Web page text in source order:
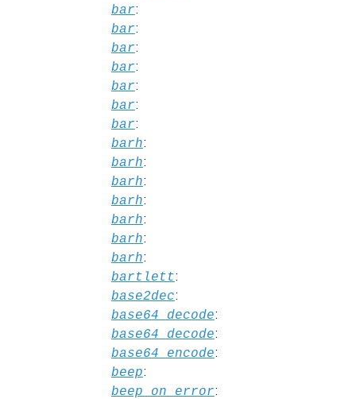
bar:
bar:
bar:
bar:
bar:
bar:
bar:
barh:
barh:
barh:
barh:
barh:
barh:
barh:
bartlett:
base2dec:
base64_decode:
base64_decode:
base64_encode:
beep:
beep_on_error: